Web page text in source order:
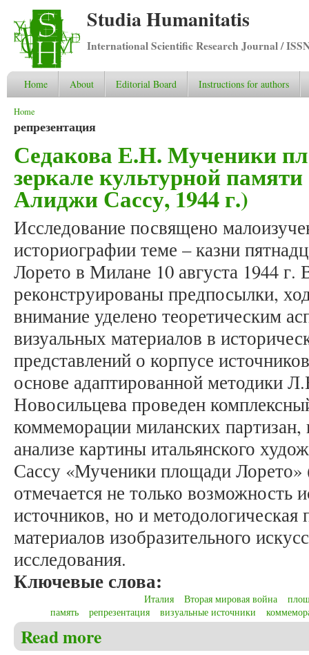
Studia Humanitatis
International Scientific Research Journal /
Home About Editorial Board Instructions for authors
You are here
Home
репрезентация
Седакова Е.Н. Мученики
зеркале культурной
Алиджи Сассу, 1944 г.)
Исследование посвящено
историографии теме – казни
Лорето в Милане 10 августа 1944 г.
реконструированы предпосылки,
внимание уделено теоретическим
визуальных материалов в
представлений о корпусе
основе адаптированной методики
Новосильцева проведен
коммеморации миланских партизан,
анализе картины итальянского
Сассу «Мученики площади Лорето»
отмечается не только возможность
источников, но и методологическая
материалов изобразительного
исследования.
Ключевые слова:
Италия Вторая мировая война
память
репрезентация визуальные источники
Read more